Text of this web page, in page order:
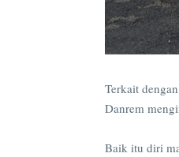
Terkait
Danrem
Baik itu diri